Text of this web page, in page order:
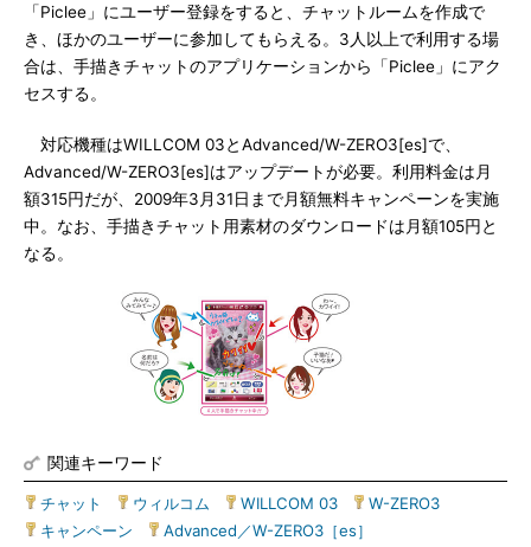
「Piclee」にユーザー登録をすると、チャットルームを作成で
き、ほかのユーザーに参加してもらえる。3人以上で利用する場
合は、手描きチャットのアプリケーションから「Piclee」にアク
セスする。
対応機種はWILLCOM 03とAdvanced/W-ZERO3[es]で、
Advanced/W-ZERO3[es]はアップデートが必要。利用料金は月
額315円だが、2009年3月31日まで月額無料キャンペーンを実施
中。なお、手描きチャット用素材のダウンロードは月額105円と
なる。
関連キーワード
チャット ウィルコム WILLCOM 03 W-ZERO3
キャンペーン
Advanced／W-ZERO3［es］